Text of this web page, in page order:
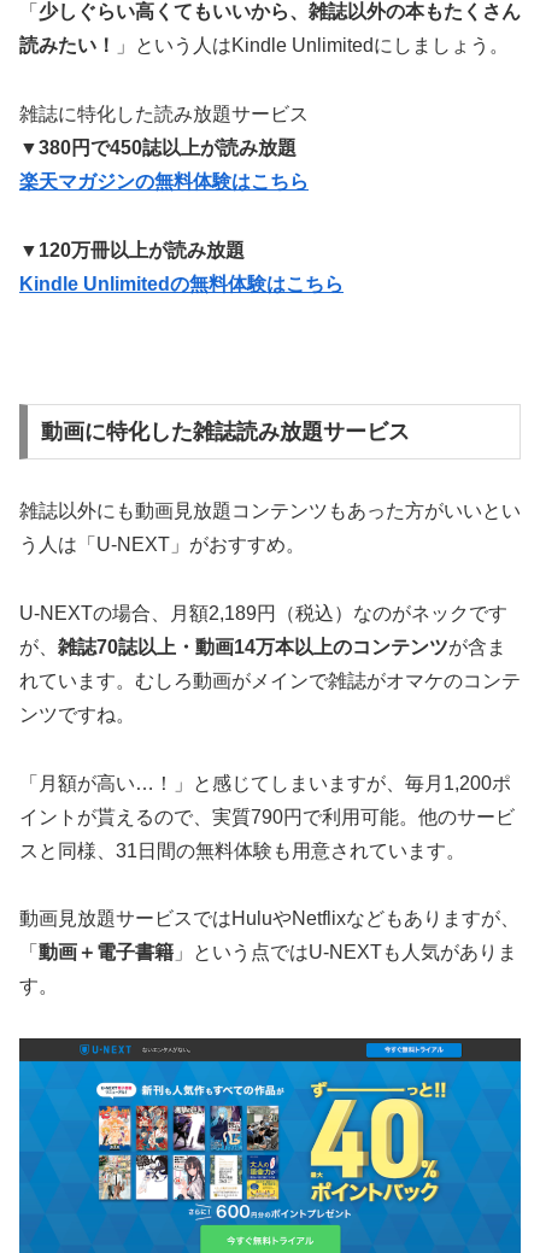
「 少しぐらい高くてもいいから、雑誌以外の本もたくさん
読みたい！
」という人はKindle Unlimitedにしましょう。
雑誌に特化した読み放題サービス
▼380円で450誌以上が読み放題
楽天マガジンの無料体験はこちら
▼120万冊以上が読み放題
Kindle Unlimitedの無料体験はこちら
動画に特化した雑誌読み放題サービス
雑誌以外にも動画見放題コンテンツもあった方がいいとい
う人は「U-NEXT」がおすすめ。
U-NEXTの場合、月額2,189円（税込）なのがネックです
が、 雑誌70誌以上・動画14万本以上のコンテンツが含ま
れています。むしろ動画がメインで雑誌がオマケのコンテ
ンツですね。
「月額が高い…！」と感じてしまいますが、 毎月1,200ポ
イントが貰えるので、実質790円で利用可能。他のサービ
スと同様、31日間の無料体験も用意されています。
動画見放題サービスではHuluやNetflixなどもありますが、
「 動画＋電子書籍 」という点ではU-NEXTも人気がありま
す。